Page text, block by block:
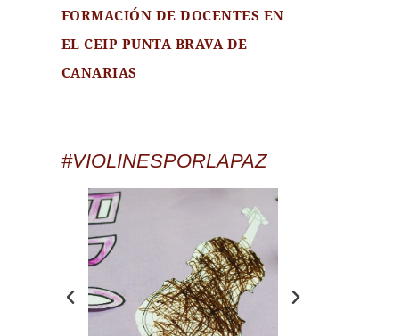
FORMACIÓN DE DOCENTES EN
EL CEIP PUNTA BRAVA DE
CANARIAS
#VIOLINESPORLAPAZ